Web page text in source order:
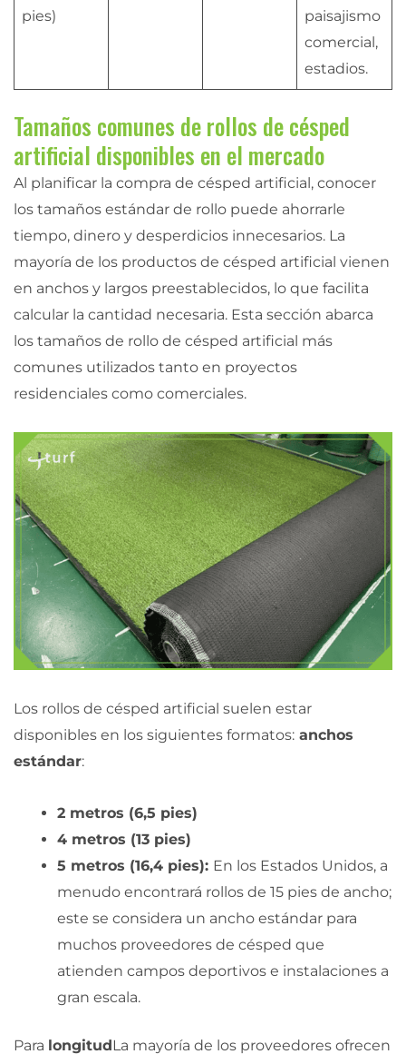
pies)
paisajismo
comercial,
estadios.
Tamaños comunes de rollos de césped
artificial disponibles en el mercado
Al planificar la compra de césped artificial, conocer
los tamaños estándar de rollo puede ahorrarle
tiempo, dinero y desperdicios innecesarios. La
mayoría de los productos de césped artificial vienen
en anchos y largos preestablecidos, lo que facilita
calcular la cantidad necesaria. Esta sección abarca
los tamaños de rollo de césped artificial más
comunes utilizados tanto en proyectos
residenciales como comerciales.
Los rollos de césped artificial suelen estar
disponibles en los siguientes formatos: anchos
estándar:
2 metros (6,5 pies)
4 metros (13 pies)
5 metros (16,4 pies): En los Estados Unidos, a
menudo encontrará rollos de 15 pies de ancho;
este se considera un ancho estándar para
muchos proveedores de césped que
atienden campos deportivos e instalaciones a
gran escala.
Para longitudLa mayoría de los proveedores ofrecen